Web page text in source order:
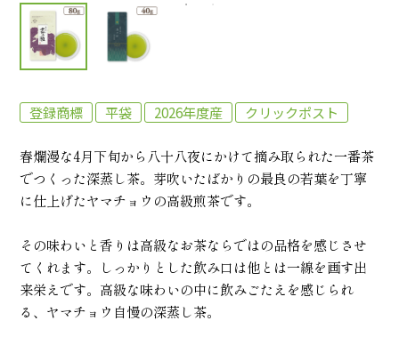
登録商標 平袋 2026年度産 クリックポスト
春爛漫な4月下旬から八十八夜にかけて摘み取られた一番茶
でつくった深蒸し茶。芽吹いたばかりの最良の若葉を丁寧
に仕上げたヤマチョウの高級煎茶です。
その味わいと香りは高級なお茶ならではの品格を感じさせ
てくれます。しっかりとした飲み口は他とは一線を画す出
来栄えです。高級な味わいの中に飲みごたえを感じられ
る、ヤマチョウ自慢の深蒸し茶。